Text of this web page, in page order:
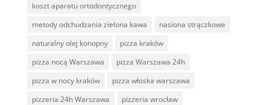
koszt aparatu ortodontycznego
metody odchudzania zielona kawa
nasiona strączkowe
naturalny olej konopny
pizza kraków
pizza nocą Warszawa
pizza Warszawa 24h
pizza w nocy kraków
pizza włoska warszawa
pizzeria 24h Warszawa
pizzeria wrocław